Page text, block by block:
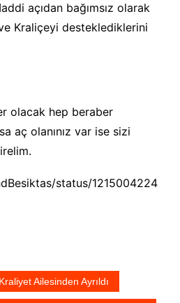
açıdan bağımsız olarak
Kraliçeyi desteklediklerini
olacak hep beraber
aç olanınız var ise sizi
status/1215004224
Kraliyet Ailesinden Ayrıldı